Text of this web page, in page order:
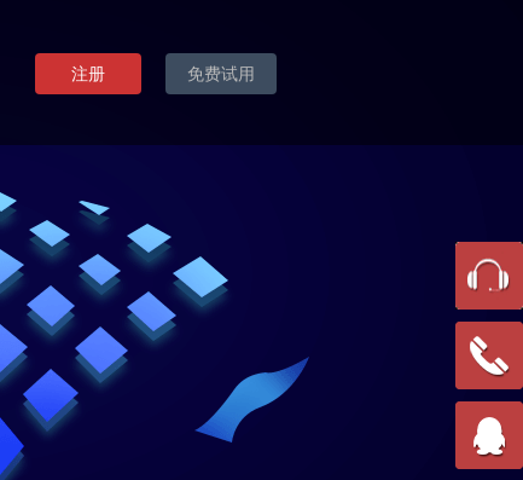
注册 免费试用